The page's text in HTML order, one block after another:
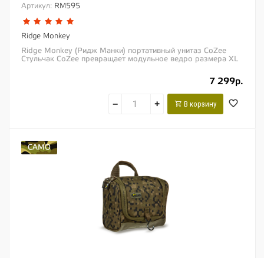
Артикул: RM595
Ridge Monkey
Ridge Monkey (Ридж Манки) портативный унитаз CoZee
Стульчак CoZee превращает модульное ведро размера XL
7 299р.
− + В корзину
CAMO